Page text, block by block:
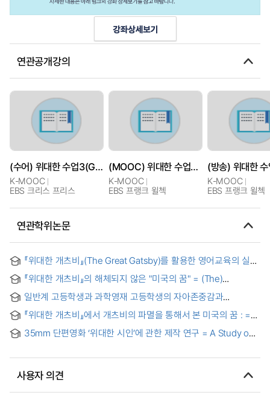
연관공개강의
(수어) 위대한 수업3(GREAT MINDS) : 협력의 뇌 과학
K-MOOC
EBS 크리스 프리스
(MOOC) 위대한 수업3(GREAT MINDS) : 과학의 풍경
K-MOOC
EBS 프랭크 윌첵
K-MOOC
EBS 프랭크 윌첵
연관학위논문
『위대한 개츠비』(The Great Gatsby)를 활용한 영어교육의 실제
= English Teaching by Using The Great Gatsby
『위대한 개츠비』의 해체되지 않은 "미국의 꿈" = (The)
continuance of American dream in The Great Gatsby
일반계 고등학생과 과학영재 고등학생의 자아존중감과
풍경구성법 반응특성에 관한 연구 = A study of self esteem
and Landscape Montage Test between general high
school students
『위대한 개츠비』에서 개츠비의 파멸을 통해서 본 미국의 꿈 : =
American Dream through Gatsby's defeat in The Great
Gatsby
35mm 단편영화 ‘위대한 시인’에 관한 제작 연구 = A Study on
사용자 의견